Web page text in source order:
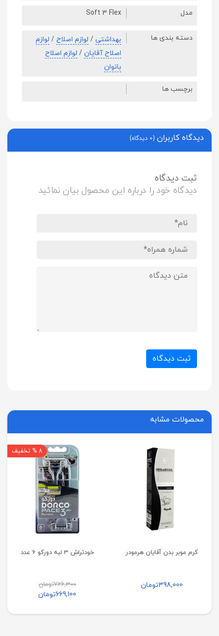
مدل Soft 3 Flex
دسته بندی ها بهداشتی / لوازم اصلاح / لوازم
اصلاح آقایان / لوازم اصلاح
بانوان
برچسب ها
دیدگاه کاربران (0 دیدگاه)
ثبت دیدگاه
دیدگاه خود را درباره این محصول بیان نمائید
ثبت دیدگاه
محصولات مشابه
کرم موبر بدن آقایان هرمودر
398,000تومان
8 % تخفیف
خودتراش 3 لبه دورکو 6 عدد
726,300تومان
669,100تومان